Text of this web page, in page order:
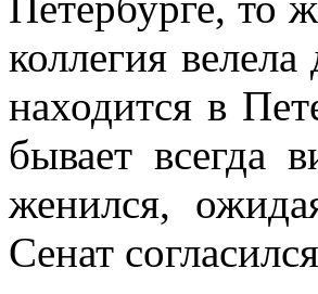
коллегия
находится в
бывает всегда
женился,
Сенат